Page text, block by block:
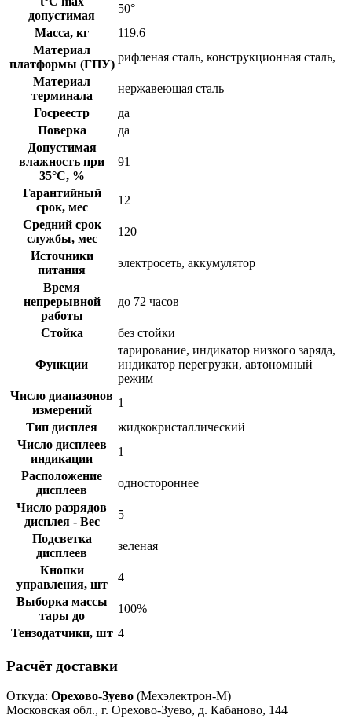
допустимая
50°
Масса, кг
119.6
Материал
платформы (ГПУ)
рифленая сталь, конструкционная сталь,
Материал
терминала
нержавеющая сталь
Госреестр
да
Поверка
да
Допустимая
влажность при
35°С, %
91
Гарантийный
срок, мес
12
Средний срок
службы, мес
120
Источники
питания
электросеть, аккумулятор
Время
непрерывной
работы
до 72 часов
Стойка без стойки
Функции
тарирование, индикатор низкого заряда,
индикатор перегрузки, автономный
режим
Число диапазонов
измерений
1
Тип дисплея
жидкокристаллический
Число дисплеев
индикации
1
Расположение
дисплеев
одностороннее
Число разрядов
дисплея - Вес
5
Подсветка
дисплеев
зеленая
Кнопки
управления, шт
4
Выборка массы
тары до
100%
Тензодатчики, шт 4
Расчёт доставки
Откуда: Орехово-Зуево (Мехэлектрон-М)
Московская обл., г. Орехово-Зуево, д. Кабаново, 144